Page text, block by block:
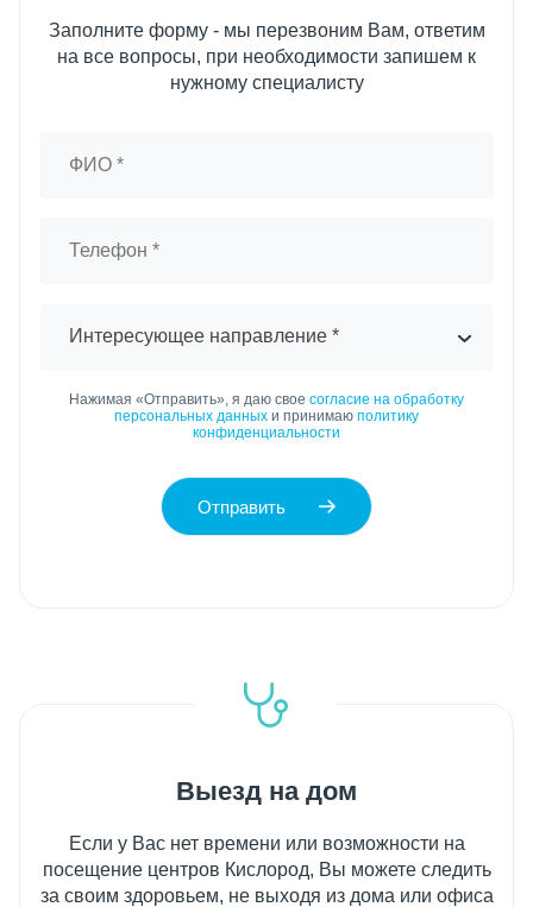
Заполните форму - мы перезвоним Вам, ответим
на все вопросы, при необходимости запишем к
нужному специалисту
Интересующее направление *
Нажимая «Отправить», я даю свое согласие на обработку
персональных данных и принимаю политику
конфиденциальности
Отправить
Выезд на дом
Если у Вас нет времени или возможности на
посещение центров Кислород, Вы можете следить
за своим здоровьем, не выходя из дома или офиса